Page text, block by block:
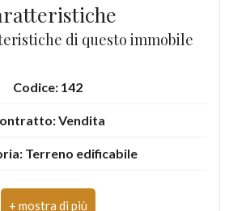
di questo immobile
Codice: 142
Vendita
Terreno edificabile
Via Martiri Atellani